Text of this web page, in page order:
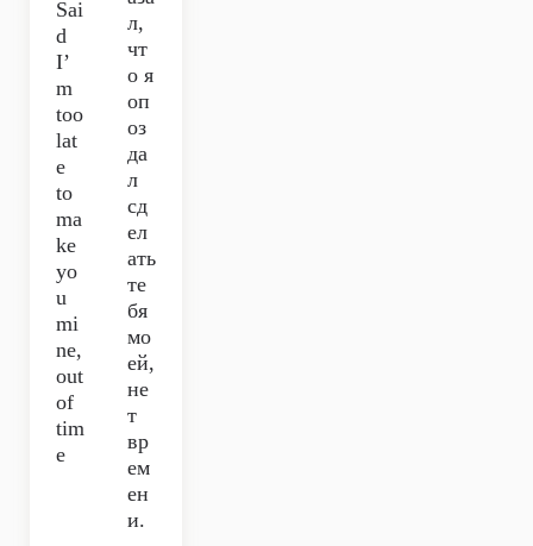
Sai
d
I’
m
too
lat
e
to
ma
ke
yo
u
mi
ne,
out
of
tim
e
л,
чт
о я
оп
оз
да
л
сд
ел
ать
те
бя
мо
ей,
не
т
вр
ем
ен
и.